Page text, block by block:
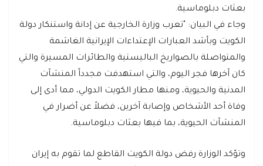
بعثات دبلوماسية.
وجاء في البيان: "تعرب وزارة الخارجية عن إدانة واستنكار دولة
الكويت وبأشد العبارات الإعتداءات الإيرانية الغاشمة
والمتواصلة بالصواريخ الباليستية والطائرات المسيرة والتي
كان آخرها فجر اليوم، والتي استهدفت مجدداً المنشآت
المدنية والحيوية، ومنها مطار الكويت الدولي، مما أدى إلى
وفاة أحد الأشخاص وإصابة آخرين، فضلاً عن أضرار في
المنشآت الحيوية، بما فيها بعثات دبلوماسية.
وتؤكد الوزارة رفض دولة الكويت القاطع لما تقوم به إيران